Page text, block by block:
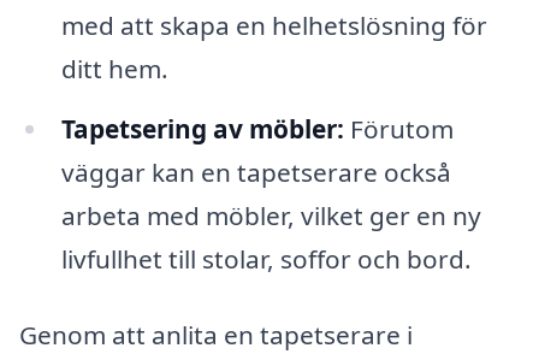
med att skapa en helhetslösning för
ditt hem.
Tapetsering av möbler: Förutom
väggar kan en tapetserare också
arbeta med möbler, vilket ger en ny
livfullhet till stolar, soffor och bord.
Genom att anlita en tapetserare i